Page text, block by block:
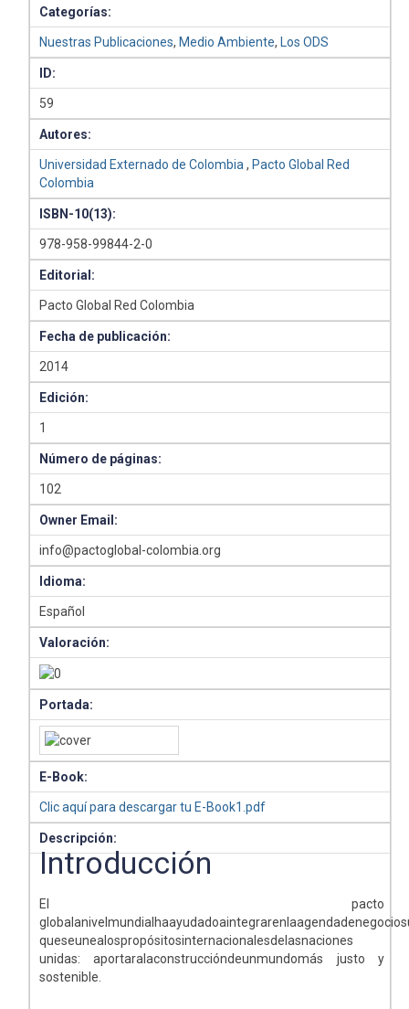
Categorías:
Nuestras Publicaciones, Medio Ambiente, Los ODS
ID:
59
Autores:
Universidad Externado de Colombia , Pacto Global Red
Colombia
ISBN-10(13):
978-958-99844-2-0
Editorial:
Pacto Global Red Colombia
Fecha de publicación:
2014
Edición:
1
Número de páginas:
102
Owner Email:
info@pactoglobal-colombia.org
Idioma:
Español
Valoración:
Portada:
E-Book:
Clic aquí para descargar tu E-Book1.pdf
Descripción:
Introducción
El pacto
queseunealospropósitosinternacionalesdelasnaciones
unidas: aportaralaconstruccióndeunmundomás justo y
sostenible.